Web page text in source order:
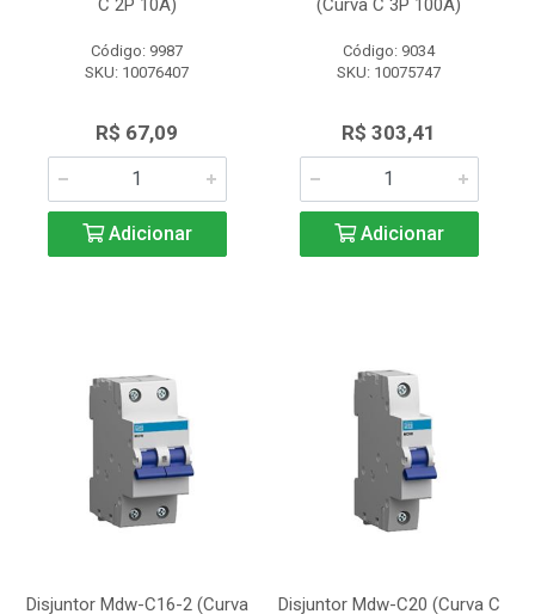
C 2P 10A)
Código: 9987
SKU: 10076407
R$ 67,09
Adicionar
(Curva C 3P 100A)
Código: 9034
SKU: 10075747
R$ 303,41
Adicionar
Disjuntor Mdw-C16-2 (Curva
Disjuntor Mdw-C20 (Curva C